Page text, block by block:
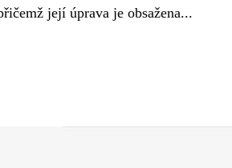
její úprava je obsažena...